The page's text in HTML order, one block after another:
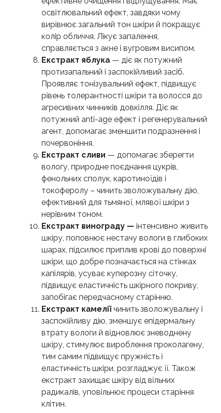
освітлювальний ефект, завдяки чому
вирівнює загальний тон шкіри й покращує
колір обличчя. Лікує запалення,
справляється з акне і вугровим висипом.
Екстракт яблука — діє як потужний
протизапальний і заспокійливий засіб.
Проявляє тонізувальний ефект, підвищує
рівень толерантності шкіри та волосся до
агресивних чинників довкілля. Діє як
потужний anti-age ефект і регенерувальний
агент, допомагає зменшити подразнення і
почервоніння.
Екстракт сливи — допомагає зберегти
вологу, природне поєднання цукрів,
фенольних сполук, каротиноїдів і
токоферолу – чинить зволожувальну дію,
ефективний для тьмяної, млявої шкіри з
нерівним тоном.
Екстракт винограду — інтенсивно живить
шкіру, поповнює нестачу вологи в глибоких
шарах, підсилює приплив крові до поверхні
шкіри, що добре позначається на стінках
капілярів, усуває куперозну сіточку,
підвищує еластичність шкірного покриву,
запобігає передчасному старінню.
Екстракт камелії чинить зволожувальну і
заспокійливу дію, зменшує епідермальну
втрату вологи й відновлює зневоднену
шкіру, стимулює вироблення проколагену,
тим самим підвищує пружність і
еластичність шкіри, розгладжує її. Також
екстракт захищає шкіру від вільних
радикалів, уповільнює процеси старіння
клітин.